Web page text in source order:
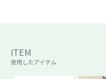
ITEM
使用したアイテム